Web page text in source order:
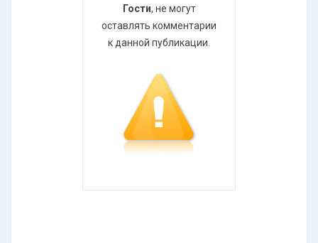
Гости, не могут
оставлять комментарии
к данной публикации.